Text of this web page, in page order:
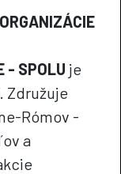
- SPOLU je
Združuje
Rómov -
a